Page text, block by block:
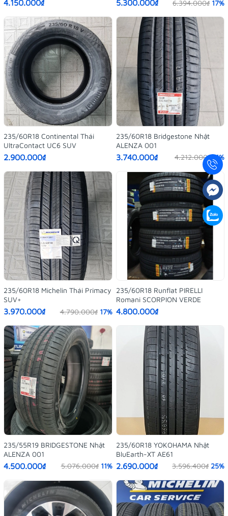
4.150.000₫ 5.300.000₫ 6.394.000₫ 17%
235/60R18 Continental Thái
UltraContact UC6 SUV
2.900.000₫
235/60R18 Bridgestone Nhật
ALENZA 001
3.740.000₫ 4.212.000₫ 11%
235/60R18 Michelin Thái Primacy
SUV+
3.970.000₫ 4.790.000₫ 17%
235/60R18 Runflat PIRELLI
Romani SCORPION VERDE
4.800.000₫
235/55R19 BRIDGESTONE Nhật
ALENZA 001
4.500.000₫ 5.076.000₫ 11%
235/60R18 YOKOHAMA Nhật
BluEarth-XT AE61
2.690.000₫ 3.596.400₫ 25%